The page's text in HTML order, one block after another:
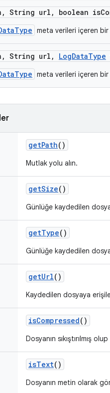
, String url , boolean is
meta verileri içeren bir
, String url , LogDataType
meta verileri içeren bir
getPath()
Mutlak yolu alın.
getSize()
Günlüğe kaydedilen
getType()
Günlüğe kaydedilen
getUrl()
Kaydedilen dosyaya
isCompressed()
Dosyanın sıkıştırılmış
isText()
Dosyanın metin olarak